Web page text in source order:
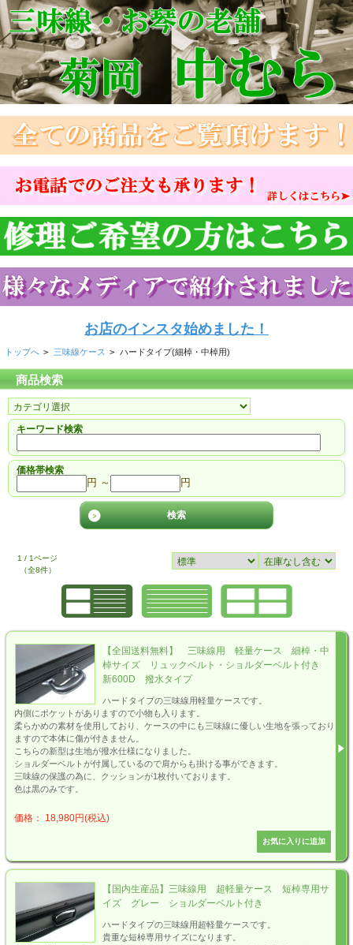
お店のインスタ始めました！
トップへ > 三味線ケース > ハードタイプ(細棹・中棹用)
商品検索
キーワード検索
価格帯検索
円 ～ 円
1 / 1ページ
（全8件）
【全国送料無料】 三味線用 軽量ケース 細棹・中
棹サイズ リュックベルト・ショルダーベルト付き
新600D 撥水タイプ
ハードタイプの三味線用軽量ケースです。
内側にポケットがありますので小物も入ります。
柔らかめの素材を使用しており、ケースの中にも三味線に優しい生地を張っており
ますので本体に傷が付きません。
こちらの新型は生地が撥水仕様になりました。
ショルダーベルトが付属しているので肩からも掛ける事ができます。
三味線の保護の為に、クッションが1枚付いております。
色は黒のみです。
価格： 18,980円(税込)
【国内生産品】三味線用 超軽量ケース 短棹専用サ
イズ グレー ショルダーベルト付き
ハードタイプの三味線用超軽量ケースです。
貴重な短棹専用サイズになります。